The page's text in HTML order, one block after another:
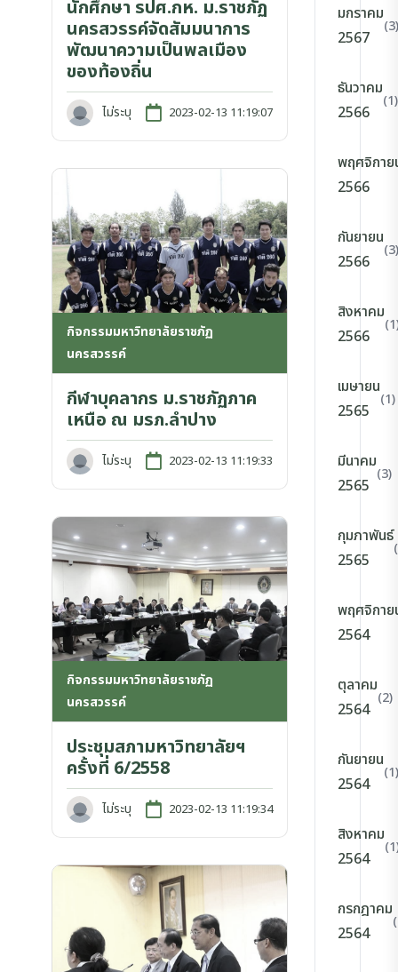
นักศึกษา รปศ.กห. ม.ราชภัฏ
นครสวรรค์จัดสัมมนาการ
พัฒนาความเป็นพลเมือง
ของท้องถิ่น
ไม่ระบุ 2023-02-13 11:19:07
กิจกรรมมหาวิทยาลัยราชภัฏ
นครสวรรค์
กีฬาบุคลากร ม.ราชภัฏภาค
เหนือ ณ มรภ.ลำปาง
ไม่ระบุ 2023-02-13 11:19:33
กิจกรรมมหาวิทยาลัยราชภัฏ
นครสวรรค์
ประชุมสภามหาวิทยาลัยฯ
ครั้งที่ 6/2558
ไม่ระบุ 2023-02-13 11:19:34
มกราคม
2567
(3)
ธันวาคม
2566
(1)
พฤศจิกาย
2566
กันยายน
2566
(3)
สิงหาคม
2566
เมษายน
2565
(1)
มีนาคม
2565
(3)
กุมภาพันธ์
2565
พฤศจิกาย
2564
ตุลาคม
2564
(2)
กันยายน
2564
(1)
สิงหาคม
2564
กรกฎาคม
2564